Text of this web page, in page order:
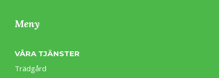
Meny
VÅRA TJÄNSTER
Trädgård